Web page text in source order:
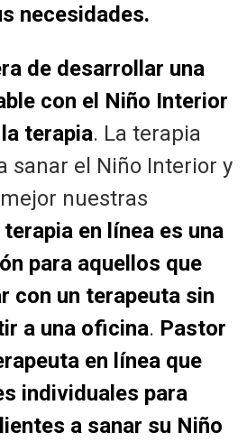
necesidades.
de desarrollar una
con el Niño Interior
terapia. La terapia
sanar el Niño Interior y
nuestras
terapia en línea es una
para aquellos que
con un terapeuta sin
a una oficina. Pastor
en línea que
individuales para
a sanar su Niño